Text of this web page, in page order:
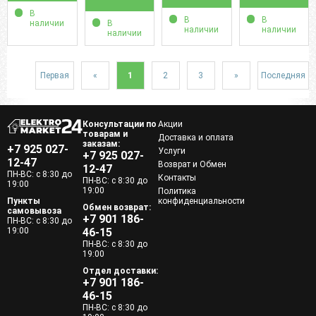
В
наличии
В
наличии
В
наличии
В
наличии
Первая « 1 2 3 » Последняя
+7 925 027-
12-47
ПН-ВС: с 8:30 до
19:00
Пункты
самовывоза
ПН-ВС: с 8:30 до
19:00
Консультации по
товарам и
заказам:
+7 925 027-
12-47
ПН-ВС: с 8:30 до
19:00
Обмен возврат:
+7 901 186-
46-15
ПН-ВС: с 8:30 до
19:00
Отдел доставки:
+7 901 186-
46-15
ПН-ВС: с 8:30 до
Акции
Доставка и оплата
Услуги
Возврат и Обмен
Контакты
Политика
конфиденциальности